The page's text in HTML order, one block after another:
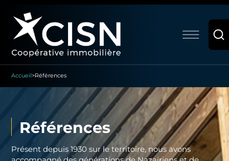
Accueil Références
Références
Présent depuis 1930 sur le territoire, nous avons
accompagné des générations de Nazairiens et de